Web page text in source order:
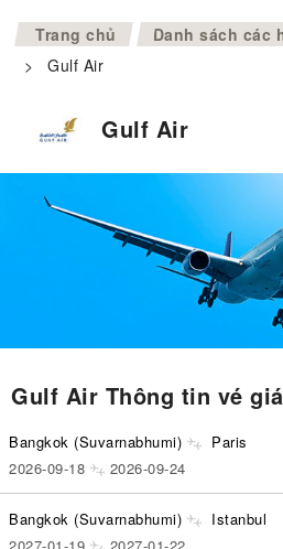
Trang chủ
Danh sách các
>
Gulf Air
Gulf Air
Gulf Air Thông tin vé
Bangkok (Suvarnabhumi) Paris
2026-09-18 2026-09-24
Bangkok (Suvarnabhumi) Istanbul